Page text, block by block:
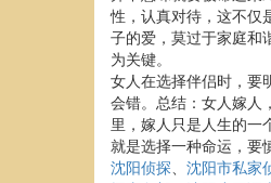
性，认真对待，这不仅
子的爱，莫过于家庭和
为关键。
女人在选择伴侣时，要
会错。总结：女人嫁人
里，嫁人只是人生的一
就是选择一种命运，要
沈阳侦探、 沈阳市私家